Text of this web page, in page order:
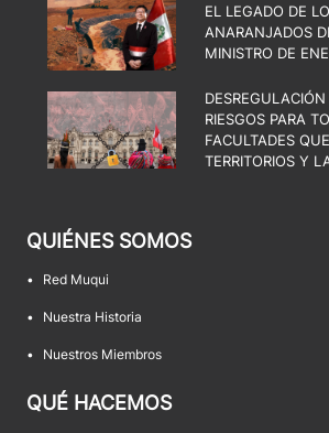
EL LEGADO DE
ANARANJADOS
MINISTRO DE
RIESGOS PARA
FACULTADES
TERRITORIOS Y
QUIÉNES SOMOS
• Red Muqui
• Nuestra Historia
• Nuestros Miembros
QUÉ HACEMOS